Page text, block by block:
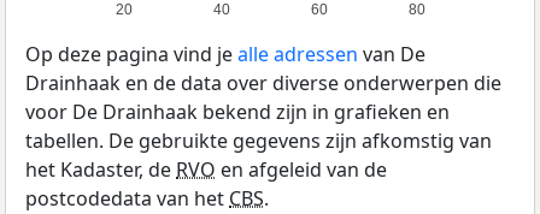
20 40 60 80
Op deze pagina vind jealle adressen van De
Drainhaak en de data over diverse onderwerpen die
voor De Drainhaak bekend zijn in grafieken en
tabellen. De gebruikte gegevens zijn afkomstig van
het Kadaster, deRVO en afgeleid van de
postcodedata van hetCBS.